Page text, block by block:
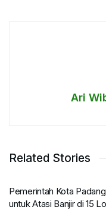
Ari
Related Stories
Pemerintah Kota
untuk Atasi Banjir di 15